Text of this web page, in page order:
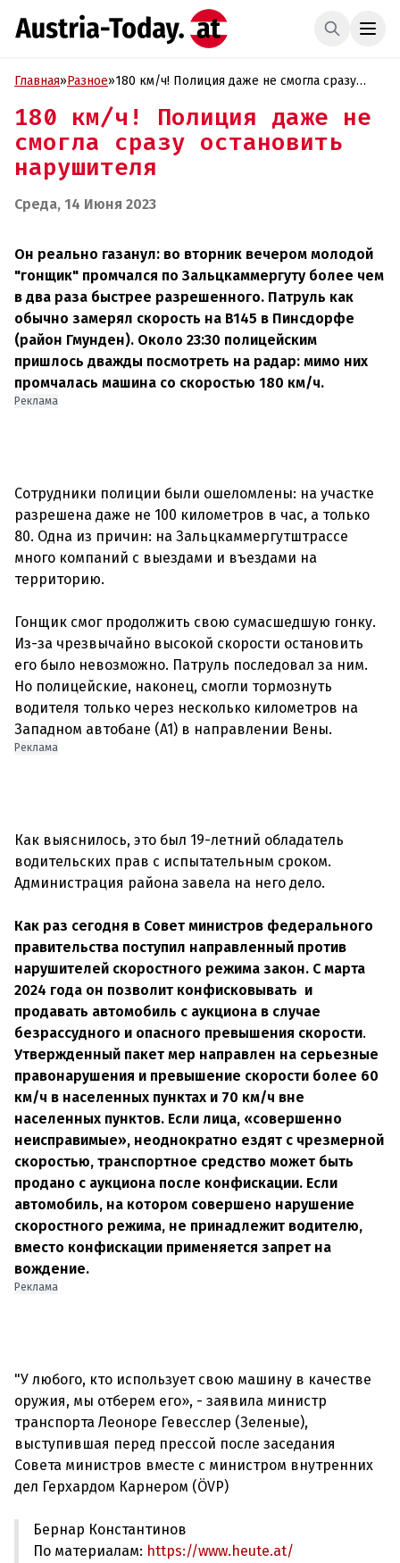
Главная»Разное»180 км/ч! Полиция даже не смогла сразу
180 км/ч! Полиция даже не
смогла сразу остановить
нарушителя
Среда, 14 Июня 2023
Он реально газанул: во вторник вечером молодой
"гонщик" промчался по Зальцкаммергуту более чем
в два раза быстрее разрешенного. Патруль как
обычно замерял скорость на B145 в Пинсдорфе
(район Гмунден). Около 23:30 полицейским
пришлось дважды посмотреть на радар: мимо них
промчалась машина со скоростью 180 км/ч.
Реклама
Сотрудники полиции были ошеломлены: на участке
разрешена даже не 100 километров в час, а только
80. Одна из причин: на Зальцкаммергутштрассе
много компаний с выездами и въездами на
территорию.
Гонщик смог продолжить свою сумасшедшую гонку.
Из-за чрезвычайно высокой скорости остановить
его было невозможно. Патруль последовал за ним.
Но полицейские, наконец, смогли тормознуть
водителя только через несколько километров на
Реклама
Как выяснилось, это был 19-летний обладатель
водительских прав с испытательным сроком.
Администрация района завела на него дело.
Как раз сегодня в Совет министров федерального
правительства поступил направленный против
нарушителей скоростного режима закон. С марта
2024 года он позволит конфисковывать и
продавать автомобиль с аукциона в случае
безрассудного и опасного превышения скорости.
Утвержденный пакет мер направлен на серьезные
правонарушения и превышение скорости более 60
км/ч в населенных пунктах и ​​70 км/ч вне
населенных пунктов. Если лица, «совершенно
неисправимые», неоднократно ездят с чрезмерной
скоростью, транспортное средство может быть
продано с аукциона после конфискации. Если
автомобиль, на котором совершено нарушение
скоростного режима, не принадлежит водителю,
вместо конфискации применяется запрет на
вождение.
Реклама
"У любого, кто использует свою машину в качестве
оружия, мы отберем его», - заявила министр
транспорта Леоноре Гевесслер (Зеленые),
выступившая перед прессой после заседания
Совета министров вместе с министром внутренних
Бернар Константинов
По материалам: https://www.heute.at/